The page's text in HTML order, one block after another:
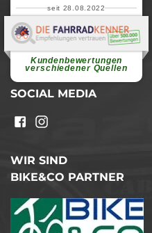
seit 28.08.2022
Kundenbewertungen
verschiedener Quellen
Elvira B.
Superschnelle und freundliche
weiterlesen
SOCIAL MEDIA
WIR SIND
BIKE&CO PARTNER